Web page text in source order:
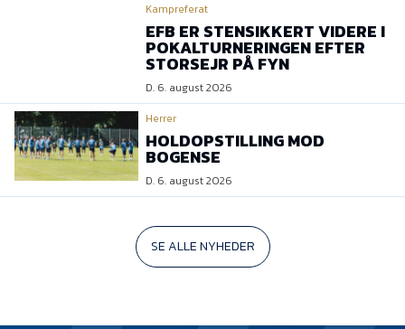
Kampreferat
EFB ER STENSIKKERT VIDERE I
POKALTURNERINGEN EFTER
STORSEJR PÅ FYN
D. 6. august 2026
Herrer
HOLDOPSTILLING MOD
BOGENSE
D. 6. august 2026
SE ALLE NYHEDER